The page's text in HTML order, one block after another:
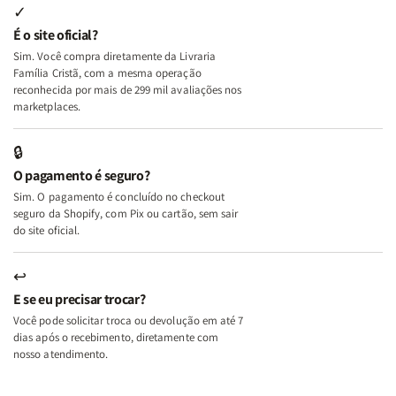
e
Deus
+
A
Mulher
Lar
+
A
Lar
✓
É o site oficial?
Sim. Você compra diretamente da Livraria
Família Cristã, com a mesma operação
reconhecida por mais de 299 mil avaliações nos
marketplaces.
🔒
O pagamento é seguro?
Sim. O pagamento é concluído no checkout
seguro da Shopify, com Pix ou cartão, sem sair
do site oficial.
↩
E se eu precisar trocar?
Você pode solicitar troca ou devolução em até 7
dias após o recebimento, diretamente com
nosso atendimento.